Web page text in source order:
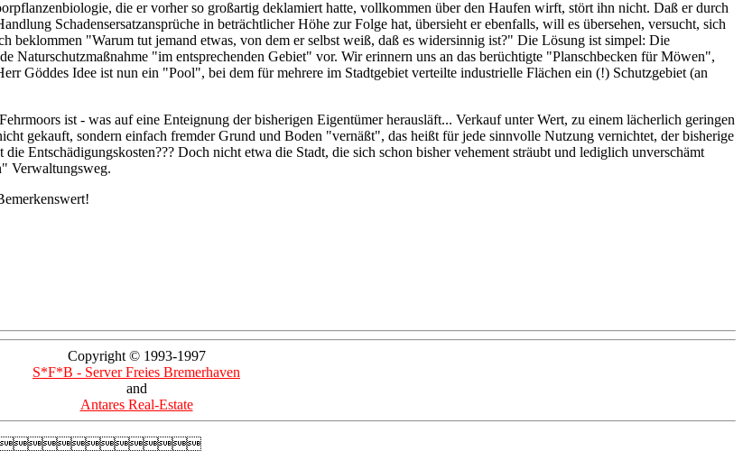
die er vorher so großartig deklamiert hatte, vollkommen über den Haufen wirft, stört ihn nicht. Daß er durch
Schadensersatzansprüche in beträchtlicher Höhe zur Folge hat, übersieht er ebenfalls, will es übersehen, versucht, sich
beklommen "Warum tut jemand etwas, von dem er selbst weiß, daß es widersinnig ist?" Die Lösung ist simpel: Die
Naturschutzmaßnahme "im entsprechenden Gebiet" vor. Wir erinnern uns an das berüchtigte "Planschbecken für Möwen",
Göddes Idee ist nun ein "Pool", bei dem für mehrere im Stadtgebiet verteilte industrielle Flächen ein (!) Schutzgebiet (an
ist - was auf eine Enteignung der bisherigen Eigentümer herausläft... Verkauf unter Wert, zu einem lächerlich geringen
gekauft, sondern einfach fremder Grund und Boden "vernäßt", das heißt für jede sinnvolle Nutzung vernichtet, der bisherige
Entschädigungskosten??? Doch nicht etwa die Stadt, die sich schon bisher vehement sträubt und lediglich unverschämt
Verwaltungsweg.
Copyright © 1993-1997
S*F*B - Server Freies Bremerhaven
and
Antares Real-Estate